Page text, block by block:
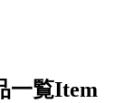
一覧Item